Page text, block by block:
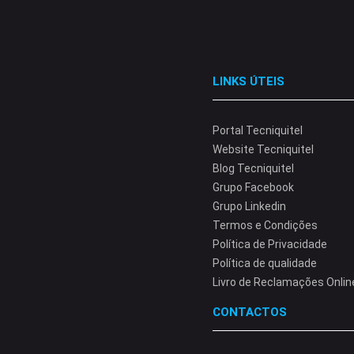
LINKS ÚTEIS
Portal Tecniquitel
Website Tecniquitel
Blog Tecniquitel
Grupo Facebook
Grupo Linkedin
Termos e Condições
Política de Privacidade
Política de qualidade
Livro de Reclamações
CONTACTOS